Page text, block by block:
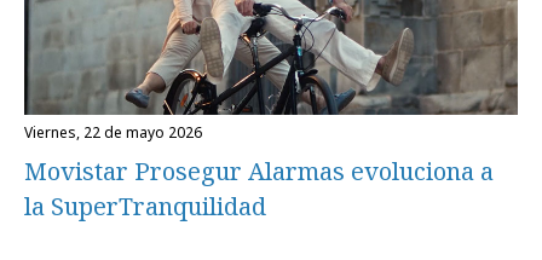
viernes, 22 de mayo 2026
Movistar Prosegur Alarmas evoluciona a
la SuperTranquilidad